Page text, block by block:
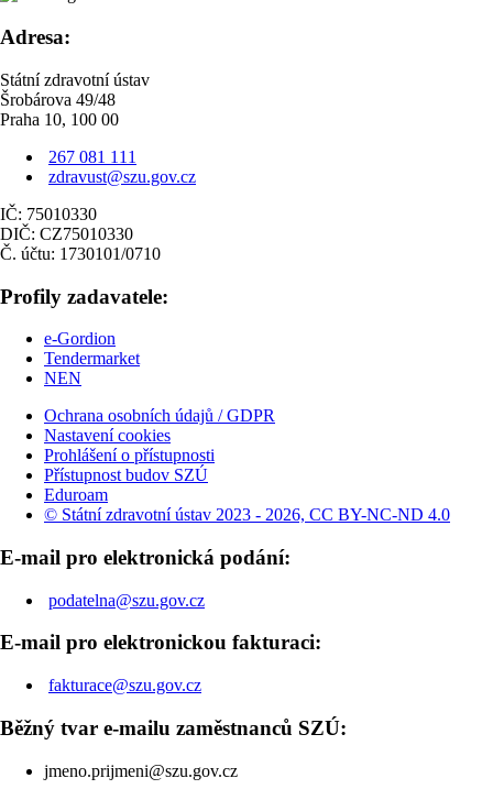
Adresa:
Státní zdravotní ústav
Šrobárova 49/48
Praha 10, 100 00
267 081 111
zdravust@szu.gov.cz
IČ: 75010330
DIČ: CZ75010330
Č. účtu: 1730101/0710
Profily zadavatele:
e-Gordion
Tendermarket
NEN
Ochrana osobních údajů / GDPR
Nastavení cookies
Prohlášení o přístupnosti
Přístupnost budov SZÚ
Eduroam
© Státní zdravotní ústav 2023 - 2026, CC BY-NC-ND 4.0
E-mail pro elektronická podání:
podatelna@szu.gov.cz
E-mail pro elektronickou fakturaci:
fakturace@szu.gov.cz
Běžný tvar e-mailu zaměstnanců SZÚ:
jmeno.prijmeni@szu.gov.cz